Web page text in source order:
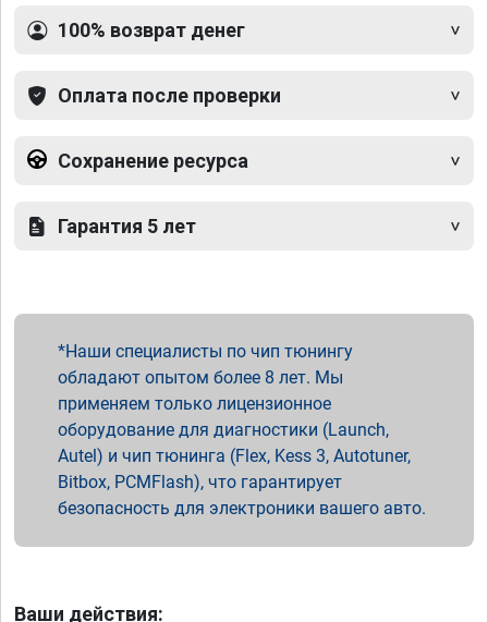
100% возврат денег
Оплата после проверки
Сохранение ресурса
Гарантия 5 лет
Наши специалисты по чип тюнингу
обладают опытом более 8 лет. Мы
применяем только лицензионное
оборудование для диагностики (Launch,
Autel) и чип тюнинга (Flex, Kess 3, Autotuner,
Bitbox, PCMFlash), что гарантирует
безопасность для электроники вашего авто.
Ваши действия: